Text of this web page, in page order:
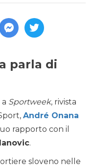
parla di
Sportweek, rivista
André Onana
rapporto con il
.
sloveno nelle